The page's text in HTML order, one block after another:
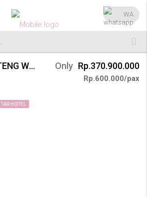
ARYADUTA MENTENG WEDDING 150 PAX Only Rp.370.900.000
Rp.600.000/pax
HOTEL
WA